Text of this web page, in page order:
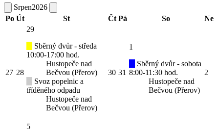
Srpen2026
Po Út St Čt Pá So Ne
27 28
29
Sběrný dvůr - středa
10:00-17:00 hod.
Hustopeče nad
Bečvou (Přerov)
Svoz popelnic a
tříděného odpadu
Hustopeče nad
Bečvou (Přerov)
30 31
1
Sběrný dvůr - sobota
8:00-11:30 hod.
Hustopeče nad
Bečvou (Přerov)
2
5